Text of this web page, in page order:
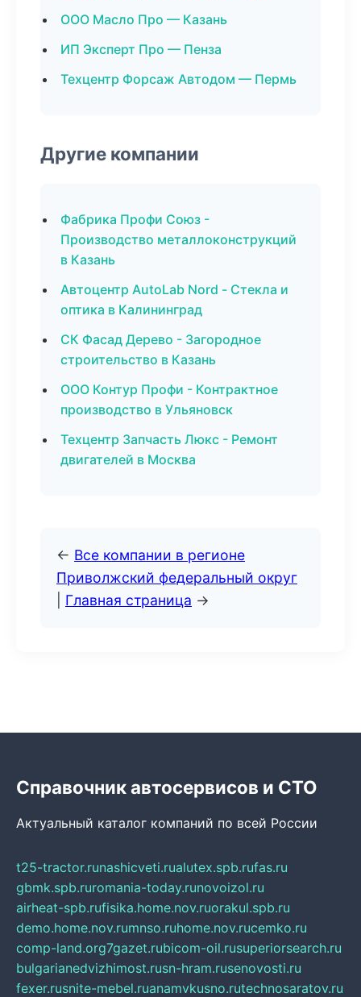
ООО Масло Про — Казань
ИП Эксперт Про — Пенза
Техцентр Форсаж Автодом — Пермь
Другие компании
Фабрика Профи Союз -
Производство металлоконструкций
в Казань
Автоцентр AutoLab Nord - Стекла и
оптика в Калининград
СК Фасад Дерево - Загородное
строительство в Казань
ООО Контур Профи - Контрактное
производство в Ульяновск
Техцентр Запчасть Люкс - Ремонт
двигателей в Москва
← Все компании в регионе
Приволжский федеральный округ
Главная страница →
Справочник автосервисов и СТО
Актуальный каталог компаний по всей России
t25-tractor.runashicveti.rualutex.spb.rufas.ru
gbmk.spb.ruromania-today.runovoizol.ru
airheat-spb.rufisika.home.nov.ruorakul.spb.ru
demo.home.nov.rumnso.ruhome.nov.rucemko.ru
comp-land.org7gazet.rubicom-oil.rusuperiorsearch.ru
bulgarianedvizhimost.rusn-hram.rusenovosti.ru
fexer.rusnite-mebel.ruanamvkusno.rutechnosaratov.ru